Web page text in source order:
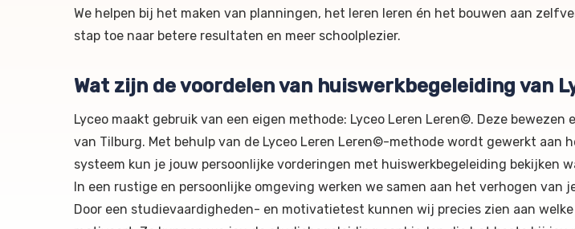
We helpen bij het maken van planningen, het leren leren én het bouwen aan
stap toe naar betere resultaten en meer schoolplezier.
Wat zijn de voordelen van huiswerkbegeleiding van
Lyceo maakt gebruik van een eigen methode: Lyceo Leren Leren©. Deze
van Tilburg. Met behulp van de Lyceo Leren Leren©-methode wordt gewerkt aan
systeem kun je jouw persoonlijke vorderingen met huiswerkbegeleiding bekijken
In een rustige en persoonlijke omgeving werken we samen aan het verhogen
Door een studievaardigheden- en motivatietest kunnen wij precies zien aan